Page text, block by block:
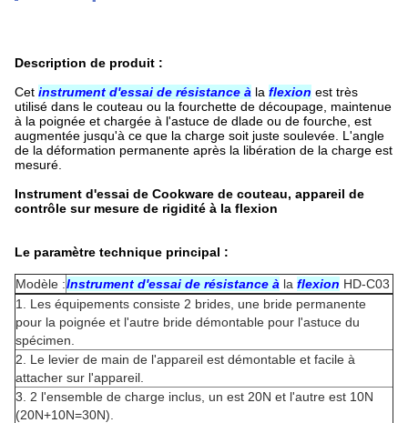
Description de produit :
Cet instrument d'essai de résistance à la flexion est très
utilisé dans le couteau ou la fourchette de découpage, maintenue
à la poignée et chargée à l'astuce de dlade ou de fourche, est
augmentée jusqu'à ce que la charge soit juste soulevée. L'angle
de la déformation permanente après la libération de la charge est
mesuré.
Instrument d'essai de Cookware de couteau, appareil de
contrôle sur mesure de rigidité à la flexion
Le paramètre technique principal :
Modèle :Instrument d'essai de résistance à la flexion HD-C03
1. Les équipements consiste 2 brides, une bride permanente
pour la poignée et l'autre bride démontable pour l'astuce du
spécimen.
2. Le levier de main de l'appareil est démontable et facile à
attacher sur l'appareil.
3. 2 l'ensemble de charge inclus, un est 20N et l'autre est 10N
(20N+10N=30N).